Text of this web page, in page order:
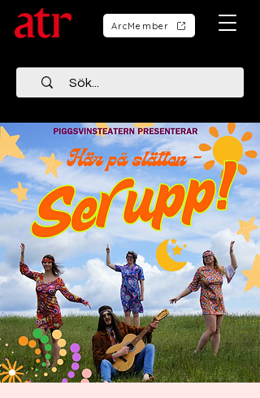
ArcMember